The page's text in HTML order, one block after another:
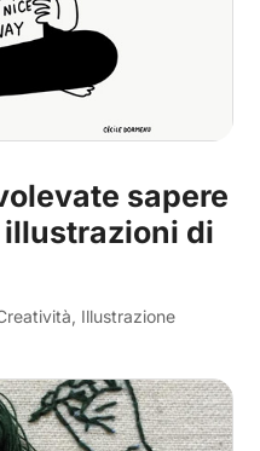
sapere
di
, Illustrazione